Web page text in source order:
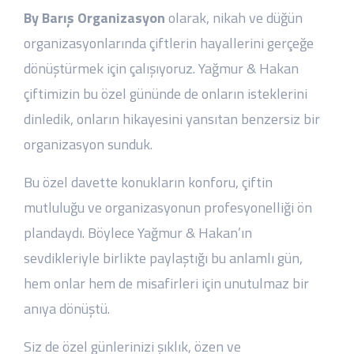
Nuray Yıldız Genel merkezi Açılış
Davet organizasyonu
Feti & Azra Çifti Düğün
Kanal D Yeni sezon Gala Lansmanı
Esenler türev açılış organizasyonu
By Barış Organizasyonolarak, nikah ve düğün
organizasyonlarında çiftlerin hayallerini gerçeğe
dönüştürmek için çalışıyoruz. Yağmur & Hakan
çiftimizin bu özel gününde de onların isteklerini
dinledik, onların hikayesini yansıtan benzersiz bir
organizasyon sunduk.
Bu özel davette konukların konforu, çiftin
mutluluğu ve organizasyonun profesyonelliği ön
plandaydı. Böylece Yağmur & Hakan’ın
sevdikleriyle birlikte paylaştığı bu anlamlı gün,
hem onlar hem de misafirleri için unutulmaz bir
anıya dönüştü.
Siz de özel günlerinizi şıklık, özen ve